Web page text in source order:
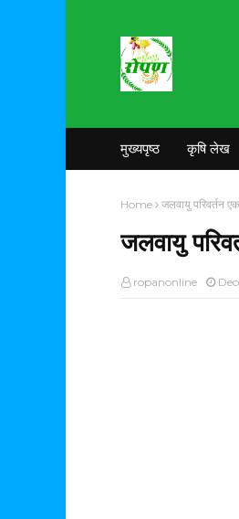
मुख्यपृष्ठ कृषि लेख
Home जलवायु परिवर्तन
जलवायु
ropanonline